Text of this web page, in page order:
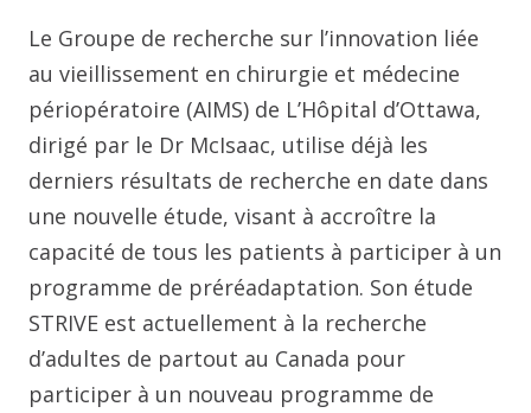
Le Groupe de recherche sur l’innovation liée
au vieillissement en chirurgie et médecine
périopératoire (AIMS) de L’Hôpital d’Ottawa,
dirigé par le Dr McIsaac, utilise déjà les
derniers résultats de recherche en date dans
une nouvelle étude, visant à accroître la
capacité de tous les patients à participer à un
programme de préréadaptation. Son étude
STRIVE est actuellement à la recherche
d’adultes de partout au Canada pour
participer à un nouveau programme de